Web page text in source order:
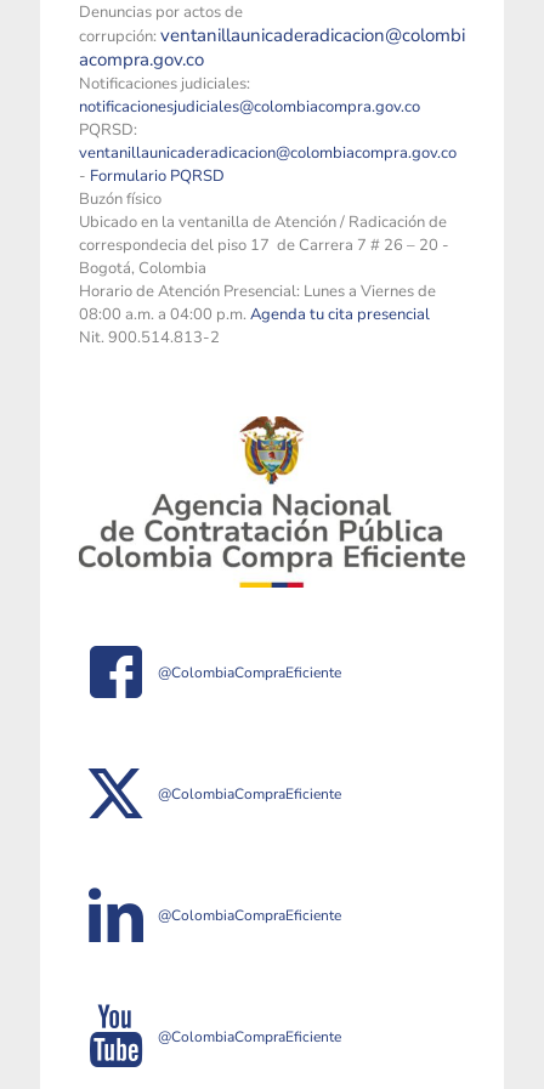
Denuncias por actos de
corrupción: ventanillaunicaderadicacion@colombi
acompra.gov.co
Notificaciones judiciales:
notificacionesjudiciales@colombiacompra.gov.co
PQRSD:
ventanillaunicaderadicacion@colombiacompra.gov.co
- Formulario PQRSD
Buzón físico
Ubicado en la ventanilla de Atención / Radicación de
correspondecia del piso 17 de Carrera 7 # 26 – 20 -
Bogotá, Colombia
Horario de Atención Presencial: Lunes a Viernes de
08:00 a.m. a 04:00 p.m. Agenda tu cita presencial
Nit. 900.514.813-2
@ColombiaCompraEficiente
@ColombiaCompraEficiente
@ColombiaCompraEficiente
@ColombiaCompraEficiente